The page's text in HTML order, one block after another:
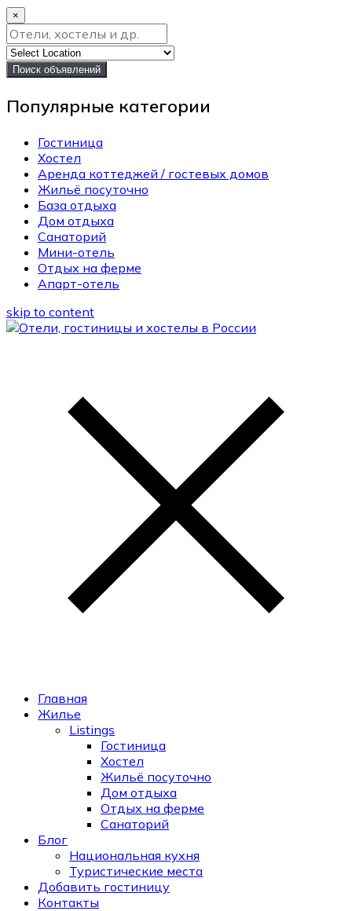
×
Поиск объявлений
Популярные категории
Гостиница
Хостел
Аренда коттеджей / гостевых домов
Жильё посуточно
База отдыха
Дом отдыха
Санаторий
Мини-отель
Отдых на ферме
Апарт-отель
skip to content
Главная
Жилье
Listings
Гостиница
Хостел
Жильё посуточно
Дом отдыха
Отдых на ферме
Санаторий
Блог
Национальная кухня
Туристические места
Добавить гостиницу
Контакты